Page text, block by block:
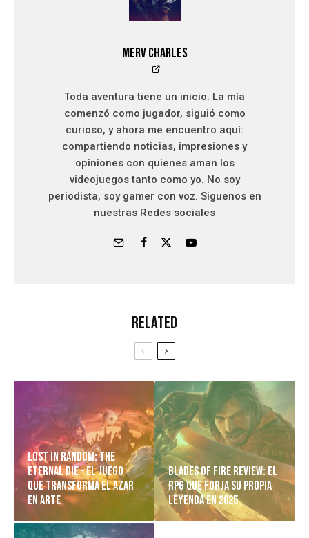
Merv Charles
Toda aventura tiene un inicio. La mía
comenzó como jugador, siguió como
curioso, y ahora me encuentro aquí:
compartiendo noticias, impresiones y
opiniones con quienes aman los
videojuegos tanto como yo. No soy
periodista, soy gamer con voz. Siguenos en
nuestras Redes sociales
Related
Lost in Random: The
Eternal Die – El Juego
Que Transforma el Azar
en Arte
Blades of Fire Review: El
RPG Que Forja Su Propia
Leyenda en 2025